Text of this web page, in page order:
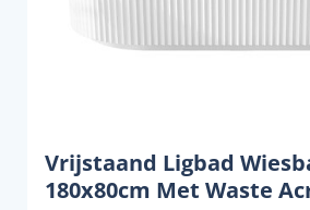
Vrijstaand Ligbad
180x80cm Met Waste